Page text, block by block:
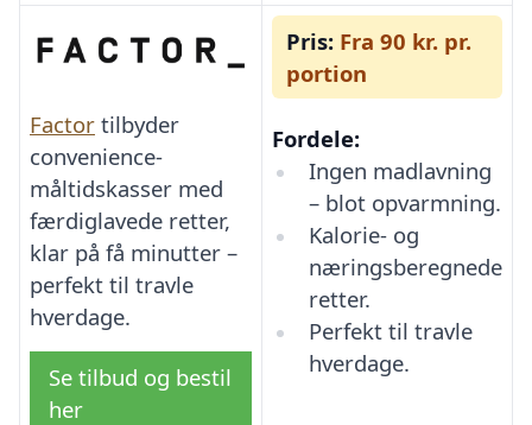
Factor tilbyder
convenience-
måltidskasser med
færdiglavede retter,
klar på få minutter –
perfekt til travle
hverdage.
Se tilbud og bestil
her
Pris: Fra 90 kr. pr.
portion
Fordele:
Ingen madlavning
– blot opvarmning.
Kalorie- og
næringsberegnede
retter.
Perfekt til travle
hverdage.